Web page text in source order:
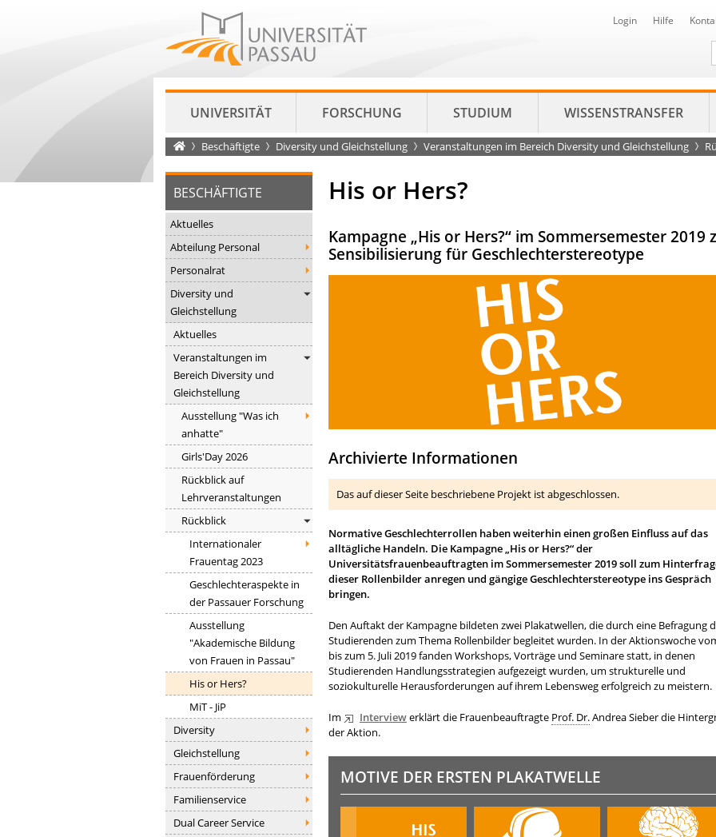
Login Hilfe
UNIVERSITÄT FORSCHUNG STUDIUM WISSENSTRANSFER
Startseite
Beschäftigte Diversity und Gleichstellung Veranstaltungen im Bereich Diversity und Gleichstellung
BESCHÄFTIGTE
Aktuelles
Abteilung Personal
Personalrat
Diversity und
Gleichstellung
Aktuelles
Veranstaltungen im
Bereich Diversity und
Gleichstellung
Ausstellung "Was ich
anhatte"
Girls'Day 2026
Rückblick auf
Lehrveranstaltungen
Rückblick
Internationaler
Frauentag 2023
Geschlechteraspekte in
der Passauer Forschung
Ausstellung
"Akademische Bildung
von Frauen in Passau"
His or Hers?
MiT - JiP
Diversity
Gleichstellung
Frauenförderung
Familienservice
Dual Career Service
His or Hers?
Kampagne „His or Hers?“ im Sommersemester 2019
Sensibilisierung für Geschlechterstereotype
Archivierte Informationen
Das auf dieser Seite beschriebene Projekt ist abgeschlossen.
Normative Geschlechterrollen haben weiterhin einen großen Einfluss auf das
alltägliche Handeln. Die Kampagne „His or Hers?“ der
Universitätsfrauenbeauftragten im Sommersemester 2019 soll zum
dieser Rollenbilder anregen und gängige Geschlechterstereotype ins Gespräch
bringen.
Den Auftakt der Kampagne bildeten zwei Plakatwellen, die durch eine Befragung
Studierenden zum Thema Rollenbilder begleitet wurden. In der Aktionswoche
bis zum 5. Juli 2019 fanden Workshops, Vorträge und Seminare statt, in denen
Studierenden Handlungsstrategien aufgezeigt wurden, um strukturelle und
soziokulturelle Herausforderungen auf ihrem Lebensweg erfolgreich zu meistern.
Im Interviewerklärt die Frauenbeauftragte Prof. Dr.Andrea Sieber die
der Aktion.
MOTIVE DER ERSTEN PLAKATWELLE